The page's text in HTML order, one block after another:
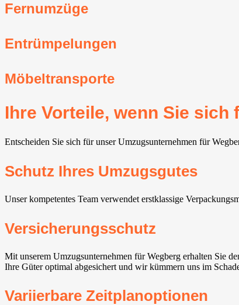
Fernumzüge
Entrümpelungen
Möbeltransporte
Ihre Vorteile, wenn Sie
Entscheiden Sie sich für unser Umzugsunternehmen für
Schutz Ihres Umzugsgutes
Unser kompetentes Team verwendet erstklassige
Versicherungsschutz
Mit unserem Umzugsunternehmen für Wegberg erhalten Sie
Ihre Güter optimal abgesichert und wir kümmern uns im
Variierbare Zeitplanoptionen